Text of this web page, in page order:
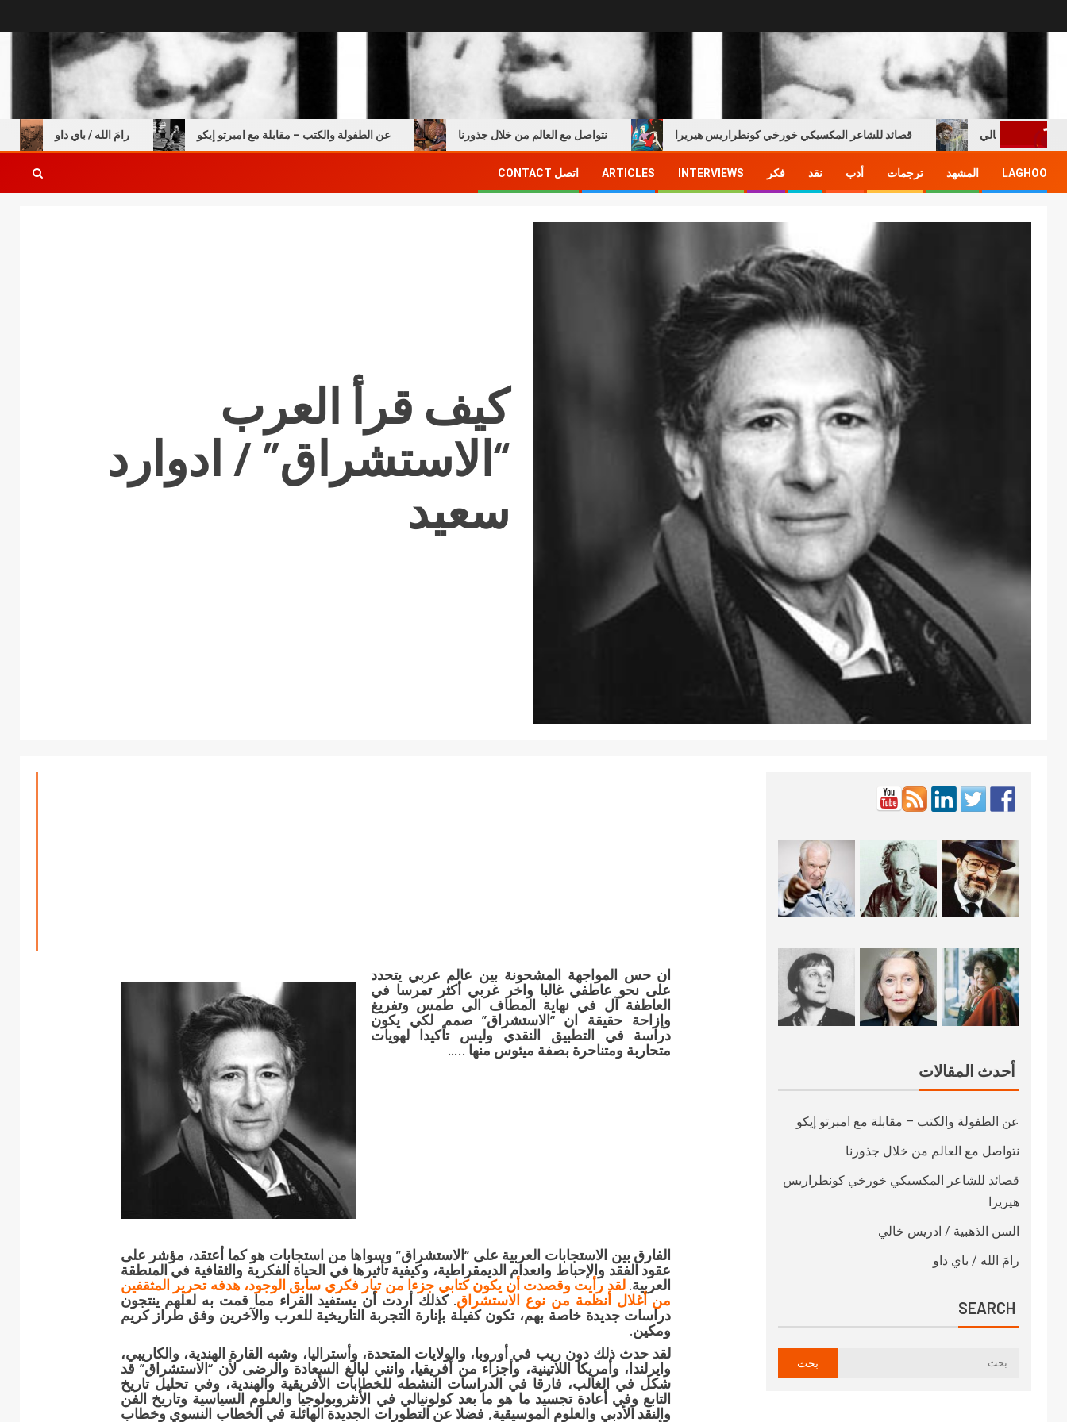
رامَ الله / باي داو عن الطفولة والكتب – مقابلة مع امبرتو إيكو نتواصل مع العالم من خلال جذورنا قصائد للشاعر المكسيكي خورخي كونطراريس هيريرا خالي
LAGHOO المشهد ترجمات أدب نقد فكر INTERVIEWS
ARTICLES اتصل CONTACT
كيف قرأ العرب
“الاستشراق” / ادوارد
سعيد
ان حس المواجهة المشحونة بين عالم عربي يتحدد
على نحو عاطفي غالبا واخر غربي أكثر تمرسا في
العاطفة آل في نهاية المطاف الى طمس وتفريغ
وإزاحة حقيقة ان “الاستشراق” صمم لكي يكون
دراسة في التطبيق النقدي وليس تأكيدا لهويات
متحاربة ومتناحرة بصفة ميئوس منها …..
الفارق بين الاستجابات العربية على “الاستشراق” وسواها من استجابات هو كما أعتقد، مؤشر على
عقود الفقد والإحباط وانعدام الديمقراطية، وكيفية تأثيرها في الحياة الفكرية والثقافية في المنطقة
العربية. لقد رأيت وقصدت أن يكون كتابي جزءا من تيار فكري سابق الوجود، هدفه تحرير المثقفين
من أغلال أنظمة من نوع الاستشراق. كذلك أردت أن يستفيد القراء مما قمت به لعلهم ينتجون
دراسات جديدة خاصة بهم، تكون كفيلة بإنارة التجربة التاريخية للعرب والآخرين وفق طراز كريم
ومكين.
لقد حدث ذلك دون ريب في أوروبا، والولايات المتحدة، وأستراليا، وشبه القارة الهندية، والكاريبي،
وايرلندا، وأمريكا اللاتينية، وأجزاء من أفريقيا، وانني لبالغ السعادة والرضى لأن “الاستشراق” قد
شكل في الغالب، فارقا في الدراسات النشطه للخطابات الأفريقية والهندية، وفي تحليل تاريخ
التابع وفي أعادة تجسيد ما هو ما بعد كولونيالي في الأنثروبولوجيا والعلوم السياسية وتاريخ الفن
والنقد الأدبي والعلوم الموسيقية, فضلا عن التطورات الجديدة الهائلة في الخطاب النسوي وخطاب
أحدث المقالات
عن الطفولة والكتب – مقابلة مع امبرتو إيكو
نتواصل مع العالم من خلال جذورنا
قصائد للشاعر المكسيكي خورخي كونطراريس
هيريرا
السن الذهبية / ادريس خالي
رامَ الله / باي داو
SEARCH